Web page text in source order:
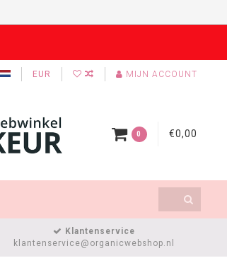
EUR MIJN ACCOUNT
0 €0,00
Klantenservice
klantenservice@organicwebshop.nl